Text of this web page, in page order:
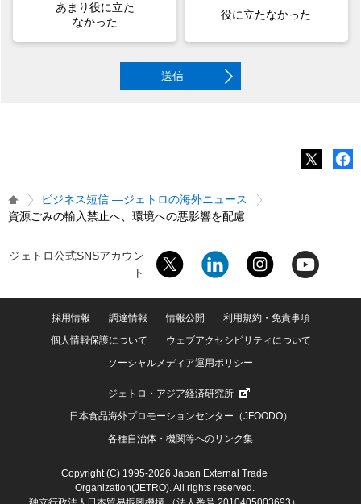
あまり役に立た
なかった
役に立たなかった
送信
ビジネス短信 ―ジェトロの海外ニュース
資源ごみの輸入禁止へ、環境への悪影響を配慮
ジェトロ公式SNSアカウン
ト
採用情報 調達情報 情報公開
利用規約・免責事項
個人情報保護について
ウェブアクセシビリティについて
ソーシャルメディア運用ポリシー
ジェトロ・アジア経済研究所
日本食品海外プロモーションセンター（JFOODO）
各種自治体・機関等へのリンク集
Copyright (C) 1995-2026 Japan External Trade
Organization(JETRO). All rights reserved.